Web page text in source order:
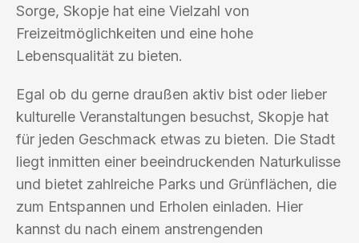
Sorge, Skopje hat eine Vielzahl von
Freizeitmöglichkeiten und eine hohe
Lebensqualität zu bieten.
Egal ob du gerne draußen aktiv bist oder lieber
kulturelle Veranstaltungen besuchst, Skopje hat
für jeden Geschmack etwas zu bieten. Die Stadt
liegt inmitten einer beeindruckenden Naturkulisse
und bietet zahlreiche Parks und Grünflächen, die
zum Entspannen und Erholen einladen. Hier
kannst du nach einem anstrengenden